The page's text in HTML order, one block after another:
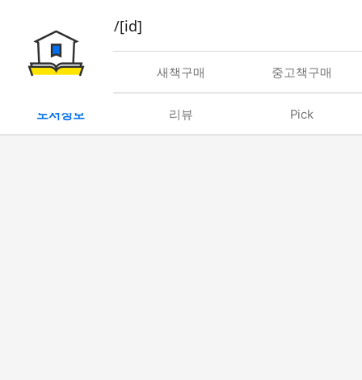
book/rent/[id]
대여 새책구매 중고책구매
도서정보 리뷰 Pick